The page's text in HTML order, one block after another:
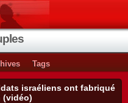
Tags
israéliens ont fabriqué
(vidéo)